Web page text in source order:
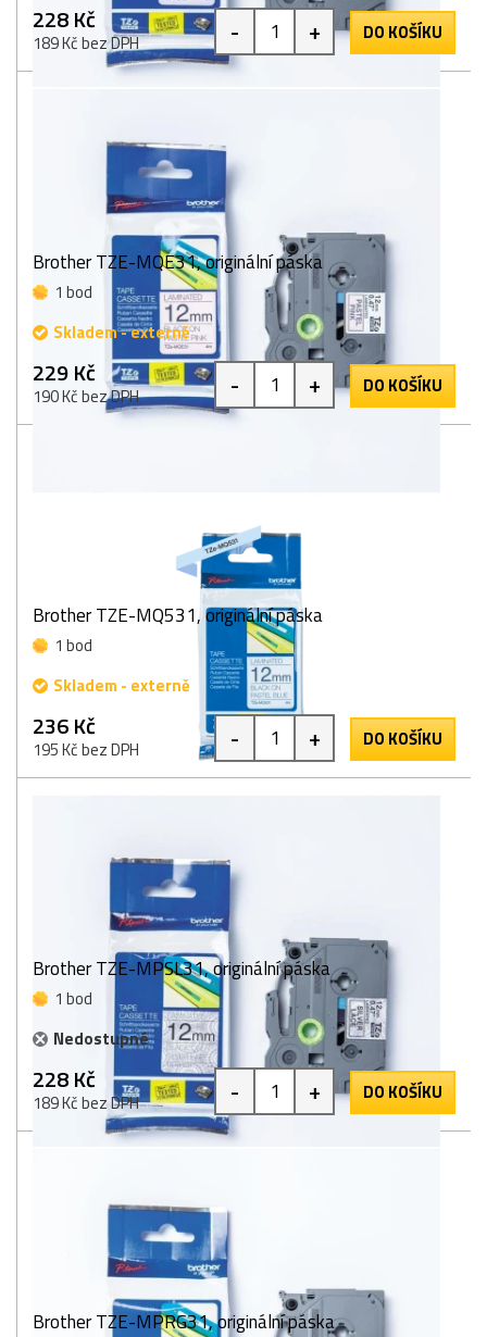
228 Kč
189 Kč bez DPH - + DO KOŠÍKU
Brother TZE-MQE31, originální páska
1 bod
Skladem - externě
229 Kč
190 Kč bez DPH - + DO KOŠÍKU
Brother TZE-MQ531, originální páska
1 bod
Skladem - externě
236 Kč
195 Kč bez DPH - + DO KOŠÍKU
Brother TZE-MPSL31, originální páska
1 bod
Nedostupné
228 Kč
189 Kč bez DPH - + DO KOŠÍKU
Brother TZE-MPRG31, originální páska